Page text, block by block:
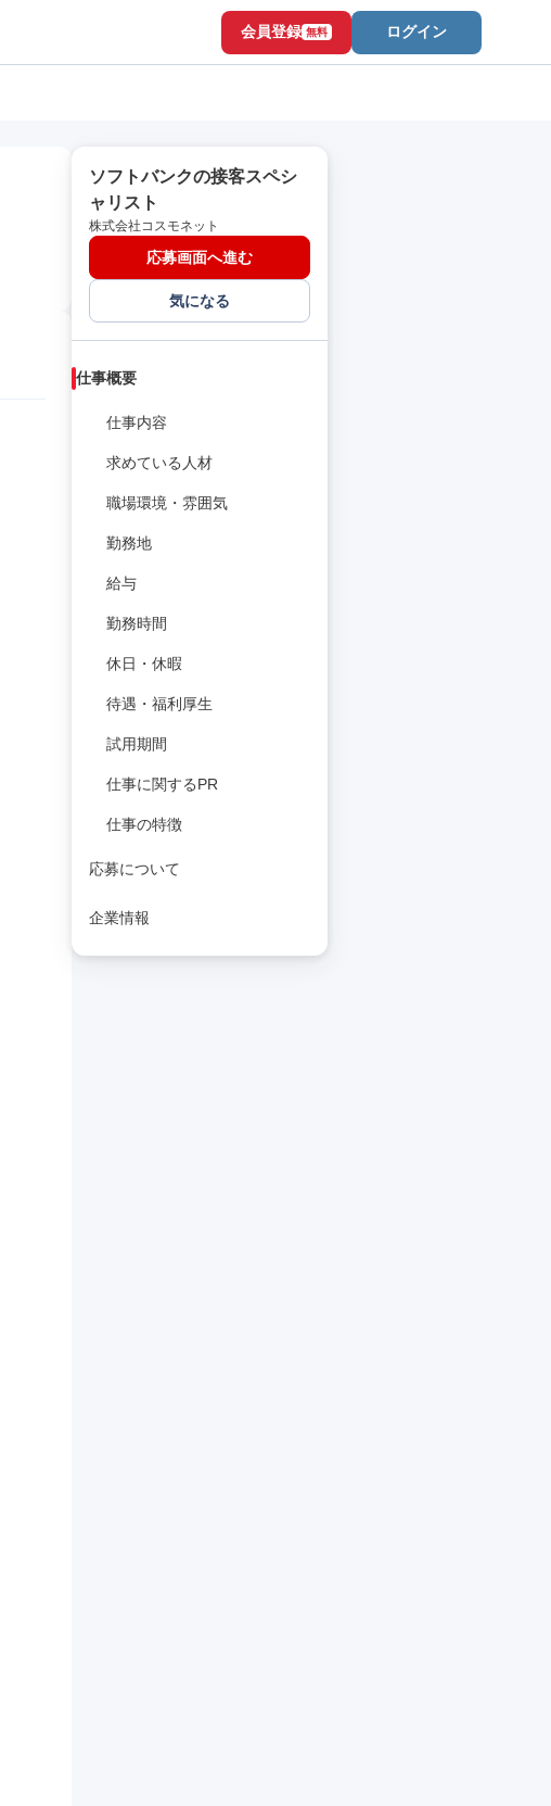
会員登録 無料 ログイン
ソフトバンクの接客スペシ
ャリスト
株式会社コスモネット
応募画面へ進む
気になる
仕事概要
仕事内容
求めている人材
職場環境・雰囲気
勤務地
給与
勤務時間
休日・休暇
待遇・福利厚生
試用期間
仕事に関するPR
仕事の特徴
応募について
企業情報